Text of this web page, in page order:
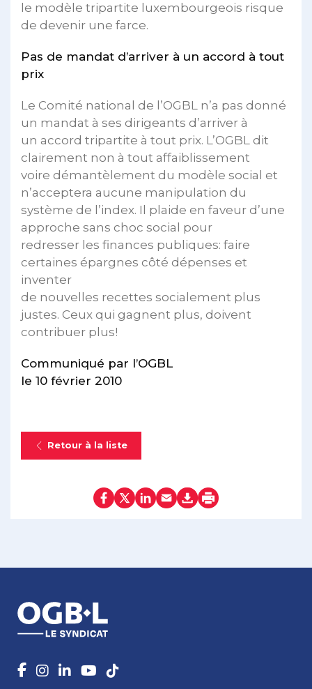
le modèle tripartite luxembourgeois risque
de devenir une farce.
Pas de mandat d’arriver à un accord à tout
prix
Le Comité national de l’OGBL n’a pas donné
un mandat à ses dirigeants d’arriver à
un accord tripartite à tout prix. L’OGBL dit
clairement non à tout affaiblissement
voire démantèlement du modèle social et
n’acceptera aucune manipulation du
système de l’index. Il plaide en faveur d’une
approche sans choc social pour
redresser les finances publiques: faire
certaines épargnes côté dépenses et
inventer
de nouvelles recettes socialement plus
justes. Ceux qui gagnent plus, doivent
contribuer plus!
Communiqué par l’OGBL
le 10 février 2010
Retour à la liste